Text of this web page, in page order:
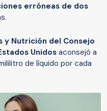
erróneas de dos
y Nutrición del Consejo
Unidos aconsejó a
de líquido por cada